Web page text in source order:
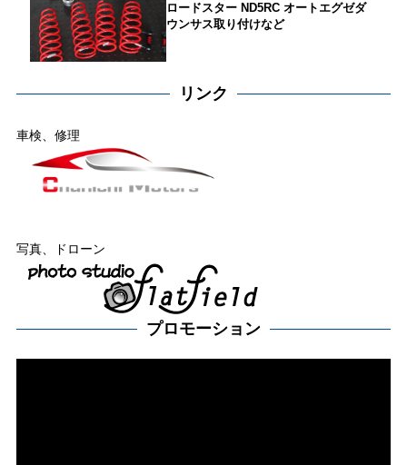
ロードスター ND5RC オートエグゼダ
ウンサス取り付けなど
リンク
車検、修理
写真、ドローン
プロモーション